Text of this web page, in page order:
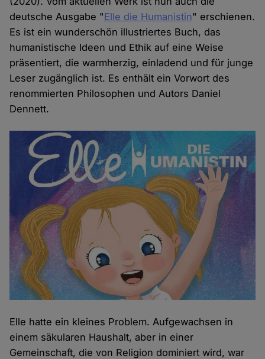
deutsche Ausgabe "Elle die Humanistin" erschienen.
Es ist ein wunderschön illustriertes Buch, das
humanistische Ideen und Ethik auf eine Weise
präsentiert, die warmherzig, einladend und für junge
Leser zugänglich ist. Es enthält ein Vorwort des
renommierten Philosophen und Autors Daniel
Dennett.
Elle hatte ein kleines Problem. Aufgewachsen in
einem säkularen Haushalt, aber in einer
Gemeinschaft, die von Religion dominiert wird, war